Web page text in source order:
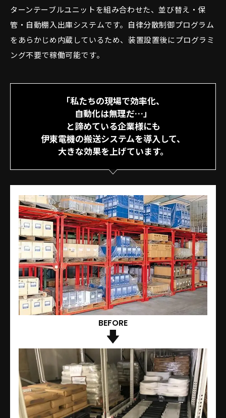
ターンテーブルユニットを組み合わせた、並び替え・保
管・自動棚入出庫システムです。自律分散制御プログラム
をあらかじめ内蔵しているため、装置設置後にプログラミ
ング不要で稼働可能です。
「私たちの現場で効率化、
自動化は無理だ…」
と諦めている企業様にも
伊東電機の搬送システムを導入して、
大きな効果を上げています。
BEFORE